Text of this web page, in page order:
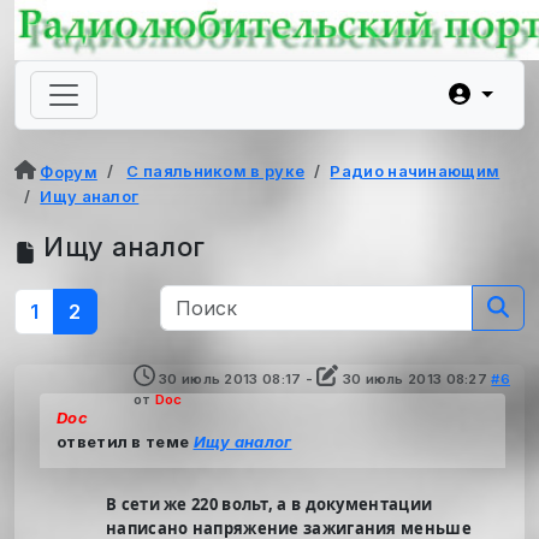
Форум С паяльником в руке
Радио начинающим
Ищу аналог
Ищу аналог
1 2
30 июль 2013 08:17 - 30 июль 2013 08:27 #6
от Doc
Doc
ответил в теме Ищу аналог
В сети же 220 вольт, а в документации
написано напряжение зажигания меньше